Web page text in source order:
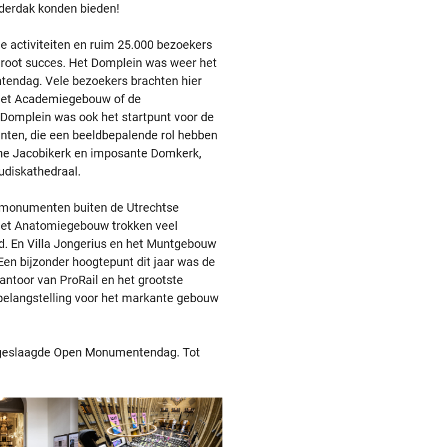
konden bieden!
activiteiten en ruim 25.000 bezoekers
succes. Het Domplein was weer het
Vele bezoekers brachten hier
Academiegebouw of de
was ook het startpunt voor de
die een beeldbepalende rol hebben
Jacobikerk en imposante Domkerk,
buiten de Utrechtse
Anatomiegebouw trokken veel
En Villa Jongerius en het Muntgebouw
bijzonder hoogtepunt dit jaar was de
van ProRail en het grootste
voor het markante gebouw
Open Monumentendag. Tot